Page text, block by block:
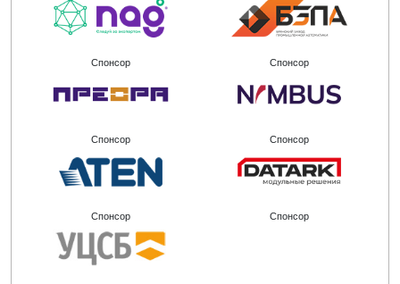
Спонсор Спонсор
Спонсор Спонсор
Спонсор Спонсор